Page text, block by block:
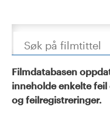
Søk
Filmdatabasen
inneholde enkelte
og feilregistreringer.